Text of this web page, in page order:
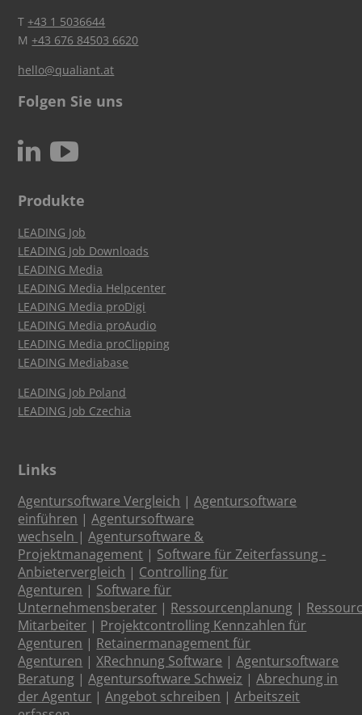
T+43 1 5036644
M+43 676 84503 6620
hello@qualiant.at
Folgen Sie uns
N c
Produkte
LEADING Job
LEADING Job Downloads
LEADING Media
LEADING Media Helpcenter
LEADING Media proDigi
LEADING Media proAudio
LEADING Media proClipping
LEADING Mediabase
LEADING Job Poland
LEADING Job Czechia
Links
Agentursoftware Vergleich |Agentursoftware
einführen |Agentursoftware
wechseln |Agentursoftware &
Projektmanagement | Software für Zeiterfassung -
Anbietervergleich | Controlling für
Agenturen | Software für
Unternehmensberater | Ressourcenplanung |
Mitarbeiter | Projektcontrolling Kennzahlen für
Agenturen | Retainermanagement für
Agenturen |XRechnung Software |Agentursoftware
Beratung |Agentursoftware Schweiz |Abrechung in
der Agentur |Angebot schreiben |Arbeitszeit